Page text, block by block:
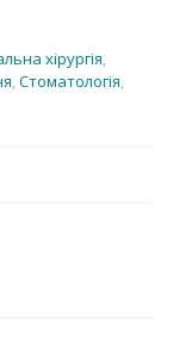
хірургія,
,Стоматологія,